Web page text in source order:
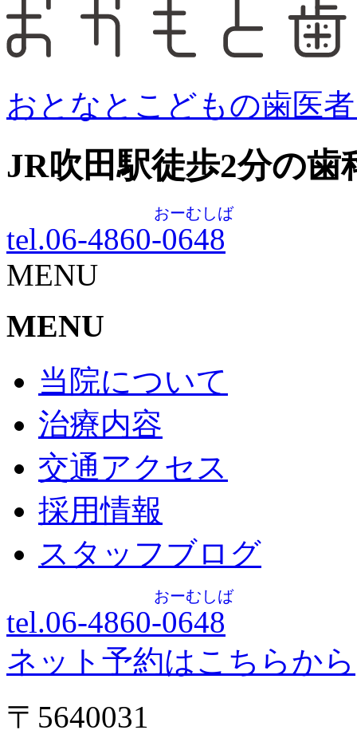
おとなとこどもの歯医
JR吹田駅徒歩2分の歯
tel.06-4860-0648
おーむしば
MENU
MENU
当院について
治療内容
交通アクセス
採用情報
スタッフブログ
tel.06-4860-0648
おーむしば
ネット予約はこちらから
〒5640031